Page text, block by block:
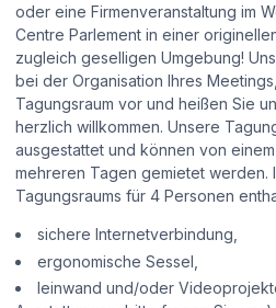
oder eine Firmenveranstaltung im
Centre Parlement in einer
zugleich geselligen Umgebung!
bei der Organisation Ihres
Tagungsraum vor und heißen Sie
herzlich willkommen. Unsere
ausgestattet und können von
mehreren Tagen gemietet werden.
Tagungsraums für 4 Personen
sichere Internetverbindung,
ergonomische Sessel,
leinwand und/oder